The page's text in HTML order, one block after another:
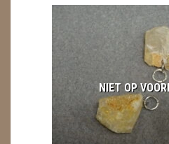
GEODE 'S / STANDAARDS
GESLEPEN STENEN
HANGERS
HANGERS
NIET OP